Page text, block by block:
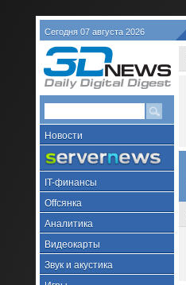
Сегодня 07 августа 2026
Новости
IT-финансы
Offсянка
Аналитика
Видеокарты
Звук и акустика